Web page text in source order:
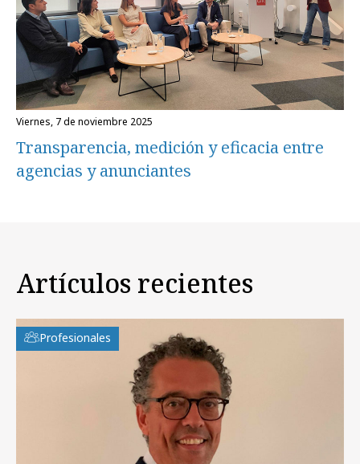
viernes, 7 de noviembre 2025
Transparencia, medición y eficacia entre
agencias y anunciantes
Artículos recientes
Profesionales